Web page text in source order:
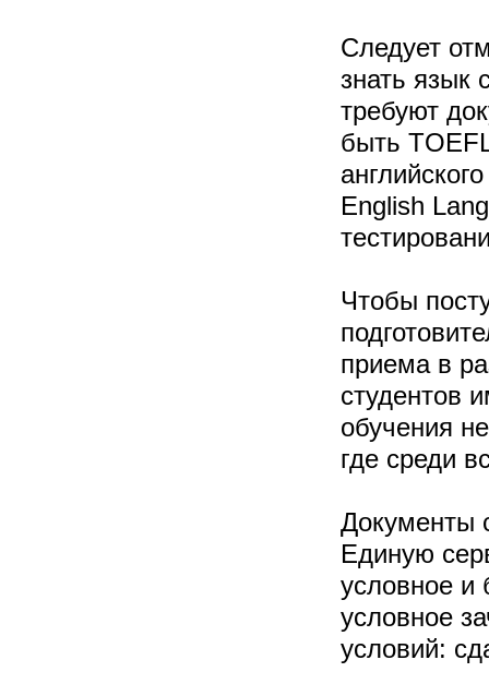
Следует
знать язык
требуют
быть
English
Чтобы
приема в
студентов
обучения
где среди
Документы
Единую
условное и
условное
условий: